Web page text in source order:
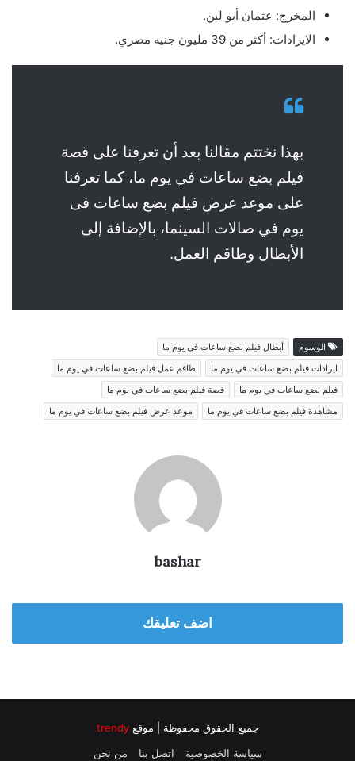
المخرج: عثمان أبو لبن.
الايرادات: أكثر من 39 مليون جنيه مصري.
بهذا نختتم مقالنا بعد أن تعرفنا على قصة
فيلم بضع ساعات في يوم ما، كما تعرفنا
على موعد عرض فيلم بضع ساعات فى
يوم في صالات السينما، بالإضافة إلى
الأبطال وطاقم العمل.
الوسوم
أبطال فيلم بضع ساعات في يوم ما
ايرادات فيلم بضع ساعات في يوم ما
طاقم عمل فيلم بضع ساعات في يوم ما
فيلم بضع ساعات في يوم ما
قصة فيلم بضع ساعات في يوم ما
مشاهدة فيلم بضع ساعات في يوم ما
موعد عرض فيلم بضع ساعات في يوم ما
bashar
اضف تعليقك
جميع الحقوق محفوظة | موقع trendy
سياسة الخصوصية
اتصل بنا من نحن